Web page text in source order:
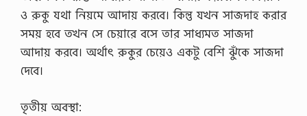
ও রুকু যথা নিয়মে আদায় করবে। কিন্তু যখন সাজদাহ করার
সময় হবে তখন সে চেয়ারে বসে তার সাধ্যমত সাজদা
আদায় করবে। অর্থাৎ রুকুর চেয়েও একটু বেশি ঝুঁকে সাজদা
দেবে।
তৃতীয় অবস্থা: